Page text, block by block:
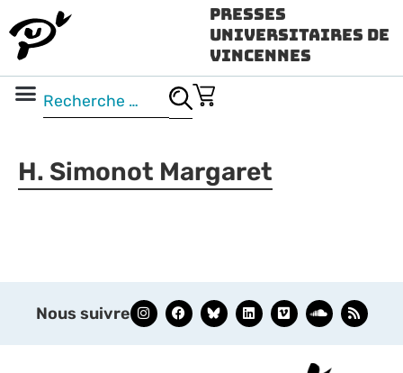
Presses
Universitaires de
Vincennes
H. Simonot Margaret
Nous suivre